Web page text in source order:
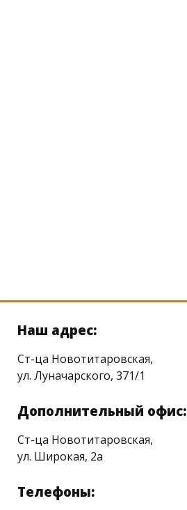
Наш адрес:
Ст-ца Новотитаровская,
ул. Луначарского, 371/1
Дополнительный офис:
Ст-ца Новотитаровская,
ул. Широкая, 2а
Телефоны: